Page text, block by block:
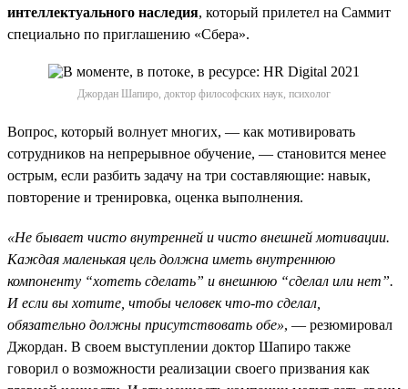
интеллектуального наследия, который прилетел на Саммит
специально по приглашению «Сбера».
Джордан Шапиро, доктор философских наук, психолог
Вопрос, который волнует многих, — как мотивировать
сотрудников на непрерывное обучение, — становится менее
острым, если разбить задачу на три составляющие: навык,
повторение и тренировка, оценка выполнения.
«Не бывает чисто внутренней и чисто внешней мотивации.
Каждая маленькая цель должна иметь внутреннюю
компоненту “хотеть сделать” и внешнюю “сделал или нет”.
И если вы хотите, чтобы человек что-то сделал,
обязательно должны присутствовать обе», — резюмировал
Джордан. В своем выступлении доктор Шапиро также
говорил о возможности реализации своего призвания как